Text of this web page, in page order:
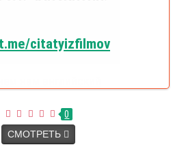
0
СМОТРЕТЬ
citatyizfilmov